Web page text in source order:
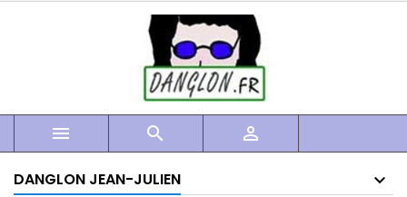
  
DANGLON JEAN-JULIEN